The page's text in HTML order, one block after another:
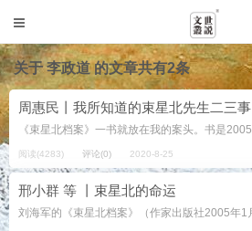
关于李政道的文章共有2条
周惠民丨我所知道的束星北先生二三事
阅读(4283) 评论(0) 2020-8-25
邢小群 等 丨束星北的命运